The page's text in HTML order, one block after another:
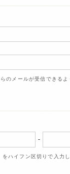
メールが受信できる
-
ハイフン区切りで入力し